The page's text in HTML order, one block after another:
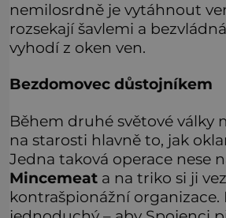
nemilosrdně je vytáhnout
rozsekají šavlemi a
vyhodí z oken ven.
Bezdomovec důstojníkem
Během druhé světové války
na starosti hlavně to, jak
Jedna taková operace nese
Mincemeat a na triko si ji
kontrašpionážní organizace.